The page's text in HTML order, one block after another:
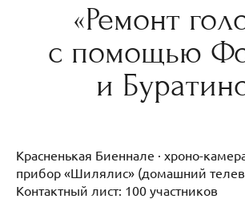
«Ремонт
с помощью
и
Красненькая Биеннале · хроно-
прибор «Шилялис» (домашний
Контактный лист: 100 участников